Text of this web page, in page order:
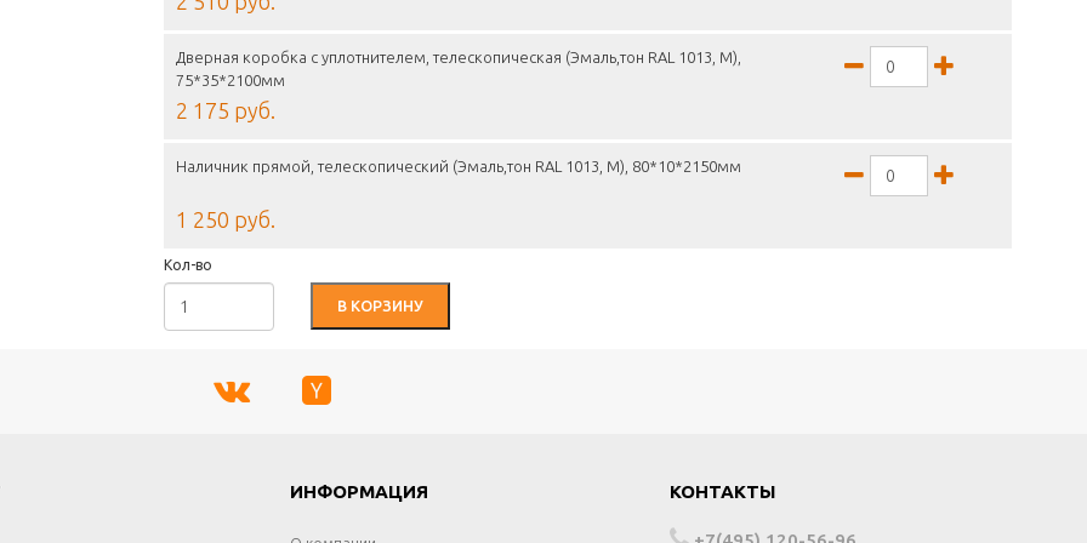
Дверная коробка с уплотнителем, телескопическая (Эмаль,тон RAL 1013, М),
75*35*2100мм
2 175 руб.
Наличник прямой, телескопический (Эмаль,тон RAL 1013, М), 80*10*2150мм
1 250 руб.
Кол-во
В КОРЗИНУ
ИНФОРМАЦИЯ КОНТАКТЫ